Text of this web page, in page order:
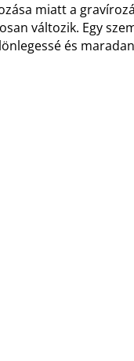
miatt a
változik. Egy
és